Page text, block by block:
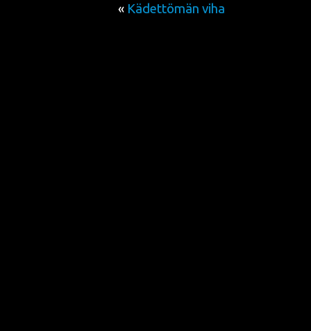
« Kädettömän viha